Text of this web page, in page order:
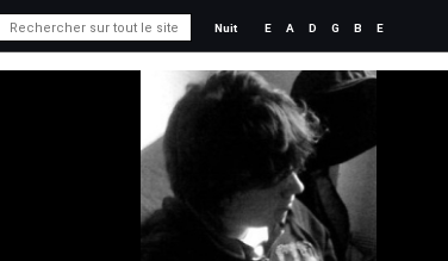
Nuit E A D G B E